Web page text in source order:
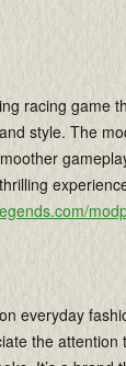
racing game
style. The
everyday
the